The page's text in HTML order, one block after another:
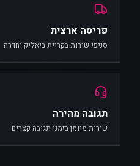
פריסה ארצית
סניפי שירות בקריית ביאליק וחדרה
תגובה מהירה
שירות מיומן בזמני תגובה קצרים